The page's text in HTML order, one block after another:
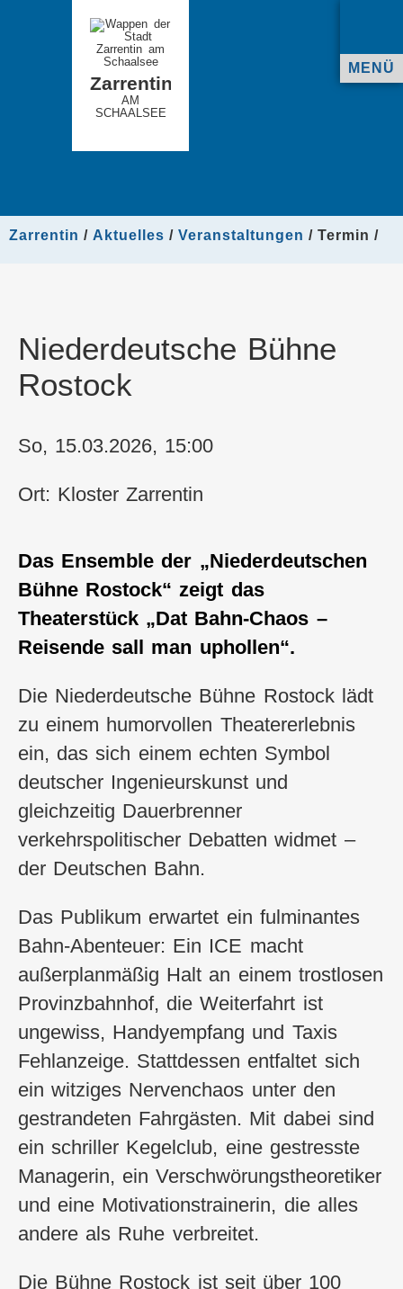
MENÜ
Zarrentin
AM
SCHAALSEE
Zarrentin Aktuelles Veranstaltungen Termin
Niederdeutsche Bühne
Rostock
So, 15.03.2026, 15:00
Ort: Kloster Zarrentin
Das Ensemble der „Niederdeutschen
Bühne Rostock“ zeigt das
Theaterstück „Dat Bahn-Chaos –
Reisende sall man uphollen“.
Die Niederdeutsche Bühne Rostock lädt
zu einem humorvollen Theatererlebnis
ein, das sich einem echten Symbol
deutscher Ingenieurskunst und
gleichzeitig Dauerbrenner
verkehrspolitischer Debatten widmet –
der Deutschen Bahn.
Das Publikum erwartet ein fulminantes
Bahn-Abenteuer: Ein ICE macht
außerplanmäßig Halt an einem trostlosen
Provinzbahnhof, die Weiterfahrt ist
ungewiss, Handyempfang und Taxis
Fehlanzeige. Stattdessen entfaltet sich
ein witziges Nervenchaos unter den
gestrandeten Fahrgästen. Mit dabei sind
ein schriller Kegelclub, eine gestresste
Managerin, ein Verschwörungstheoretiker
und eine Motivationstrainerin, die alles
andere als Ruhe verbreitet.
Die Bühne Rostock ist seit über 100